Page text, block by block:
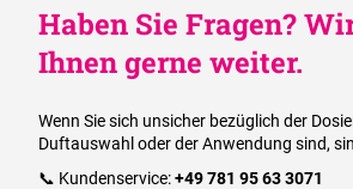
Haben Sie Fragen?
Ihnen gerne weiter.
Wenn Sie sich unsicher bezüglich der
Duftauswahl oder der Anwendung sind,
📞 Kundenservice:+49 781 95 63 3071